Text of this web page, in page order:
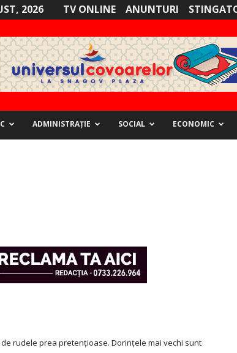
2026 TV ONLINE ANUNTURI
ADMINISTRAȚIE SOCIAL ECONOMIC
rudele prea pretenţioase. Dorinţele mai vechi sunt